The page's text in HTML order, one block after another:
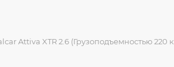
Attiva XTR 2.6 (Грузоподъемностью 220